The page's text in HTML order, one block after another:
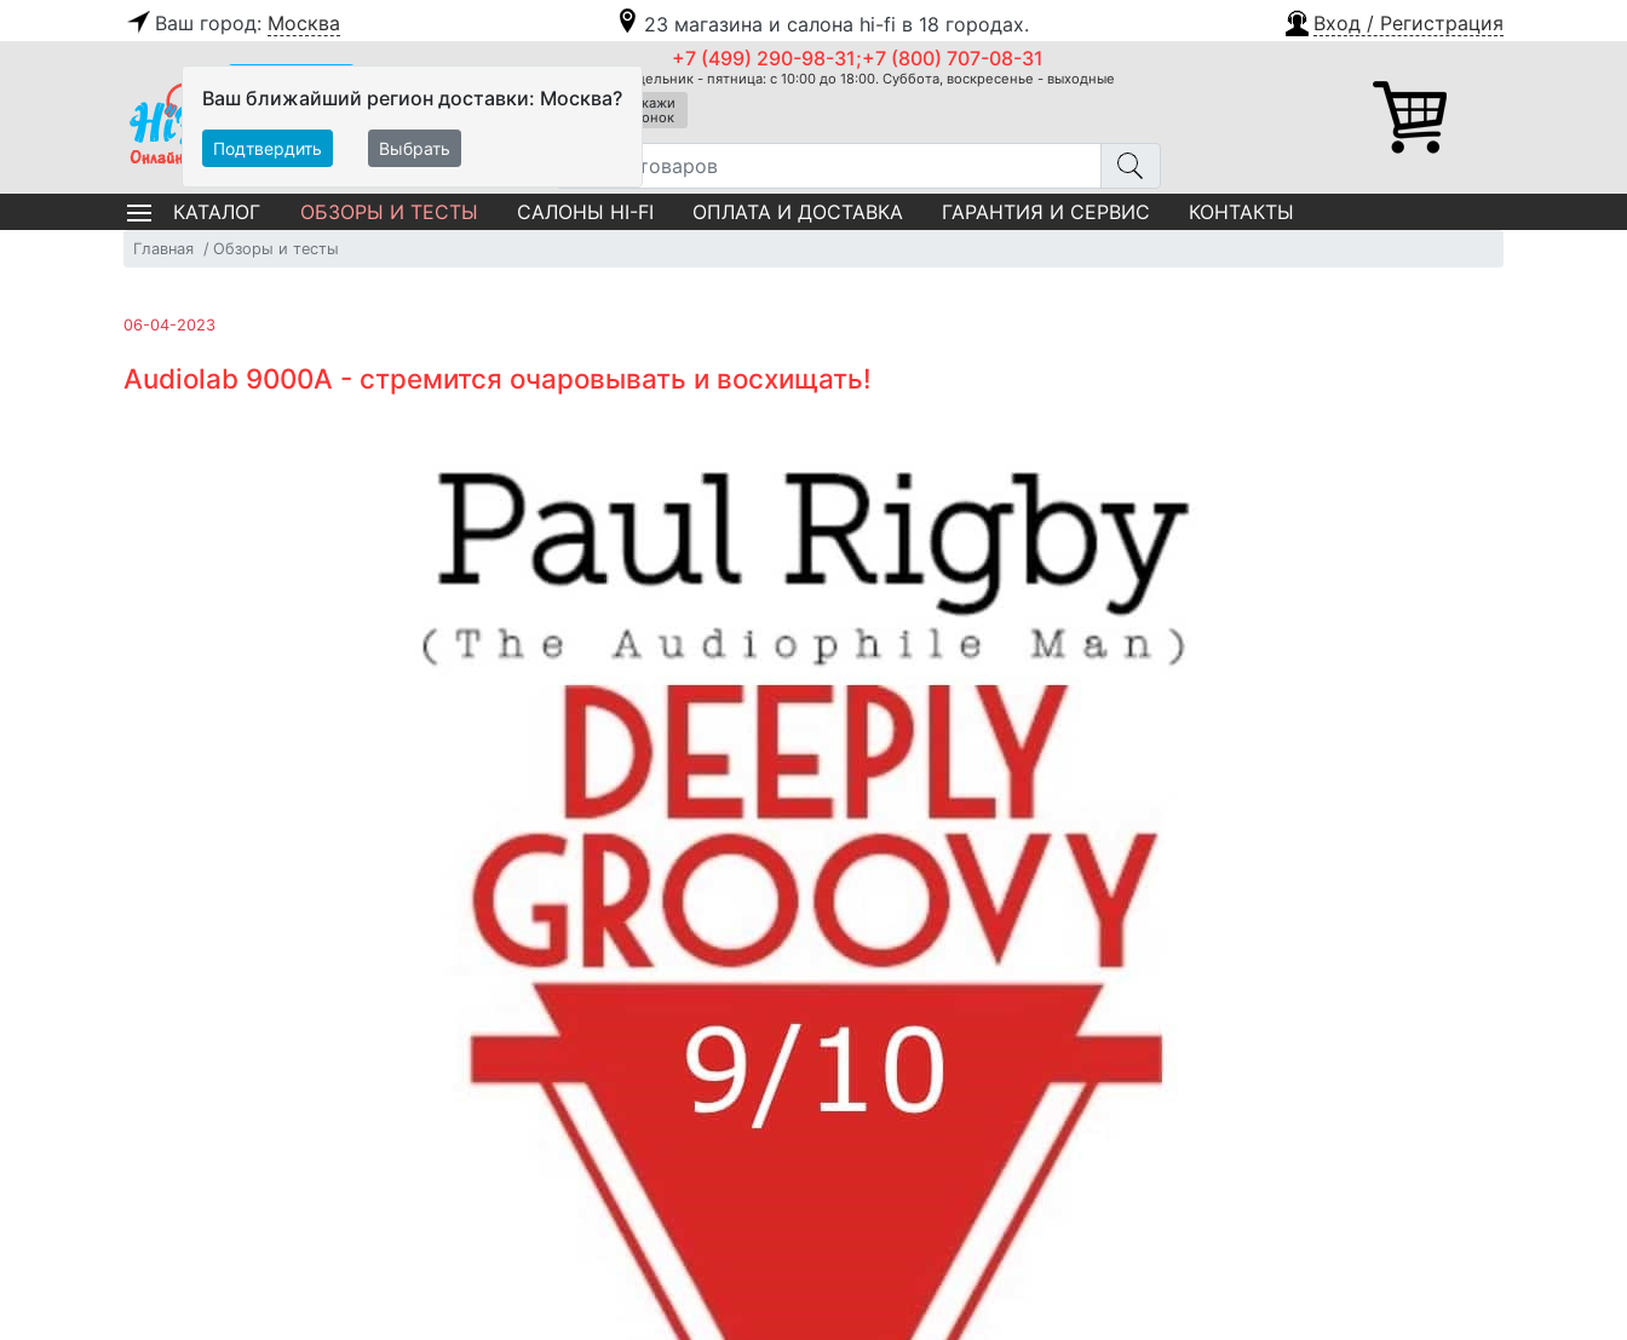
Ваш город: Москва 23 магазина и салона hi-fi в 18 городах. Вход / Регистрация
Ваш ближайший регион доставки: Москва?
Подтвердить Выбрать
+7 (499) 290-98-31;+7 (800) 707-08-31
Понедельник - пятница: с 10:00 до 18:00. Суббота, воскресенье - выходные
Закажи
звонок
КАТАЛОГ ОБЗОРЫ И ТЕСТЫ САЛОНЫ HI-FI ОПЛАТА И ДОСТАВКА ГАРАНТИЯ И СЕРВИС КОНТАКТЫ
Главная Обзоры и тесты
06-04-2023
Audiolab 9000A - стремится очаровывать и восхищать!